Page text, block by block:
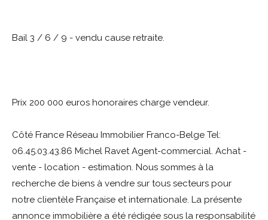
Bail 3 / 6 / 9 - vendu cause retraite.
Prix 200 000 euros honoraires charge vendeur.
Côté France Réseau Immobilier Franco-Belge Tel:
06.45.03.43.86 Michel Ravet Agent-commercial. Achat -
vente - location - estimation. Nous sommes à la
recherche de biens à vendre sur tous secteurs pour
notre clientèle Française et internationale. La présente
annonce immobilière a été rédigée sous la responsabilité